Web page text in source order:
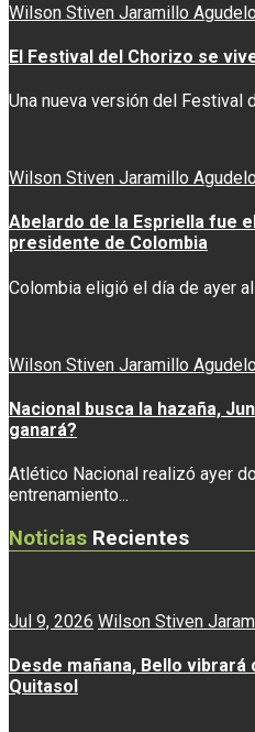
Wilson Stiven Jaramillo Agudelo
El Festival del Chorizo se
Una nueva versión del Festival
Wilson Stiven Jaramillo Agudelo
Abelardo de la Espriella fue
presidente de Colombia
Colombia eligió el día de ayer al
Wilson Stiven Jaramillo Agudelo
Nacional busca la hazaña,
ganará?
Atlético Nacional realizó ayer
entrenamiento...
Noticias Recientes
Jul 9, 2026 Wilson Stiven
Desde mañana, Bello
Quitasol